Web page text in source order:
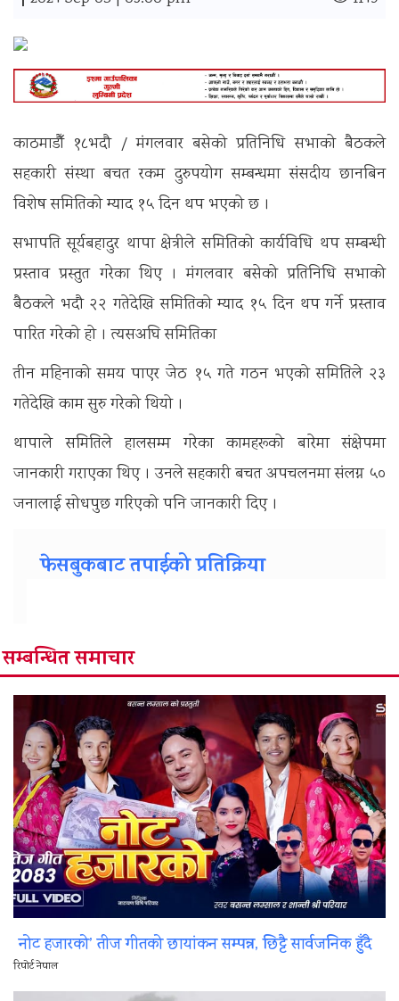
काठमाडौँ १८भदौ / मंगलवार बसेको प्रतिनिधि सभाको बैठकले
सहकारी संस्था बचत रकम दुरुपयोग सम्बन्धमा संसदीय छानबिन
विशेष समितिको म्याद १५ दिन थप भएको छ ।
सभापति सूर्यबहादुर थापा क्षेत्रीले समितिको कार्यविधि थप सम्बन्धी
प्रस्ताव प्रस्तुत गरेका थिए । मंगलवार बसेको प्रतिनिधि सभाको
बैठकले भदौ २२ गतेदेखि समितिको म्याद १५ दिन थप गर्ने प्रस्ताव
पारित गरेको हो । त्यसअघि समितिका
तीन महिनाको समय पाएर जेठ १५ गते गठन भएको समितिले २३
गतेदेखि काम सुरु गरेको थियो ।
थापाले समितिले हालसम्म गरेका कामहरूको बारेमा संक्षेपमा
जानकारी गराएका थिए । उनले सहकारी बचत अपचलनमा संलग्न ५०
जनालाई सोधपुछ गरिएको पनि जानकारी दिए ।
फेसबुकबाट तपाईको प्रतिक्रिया
सम्बन्धित समाचार
नोट हजारको’ तीज गीतको छायांकन सम्पन्न, छिट्टै सार्वजनिक हुँदै
रिपोर्ट नेपाल